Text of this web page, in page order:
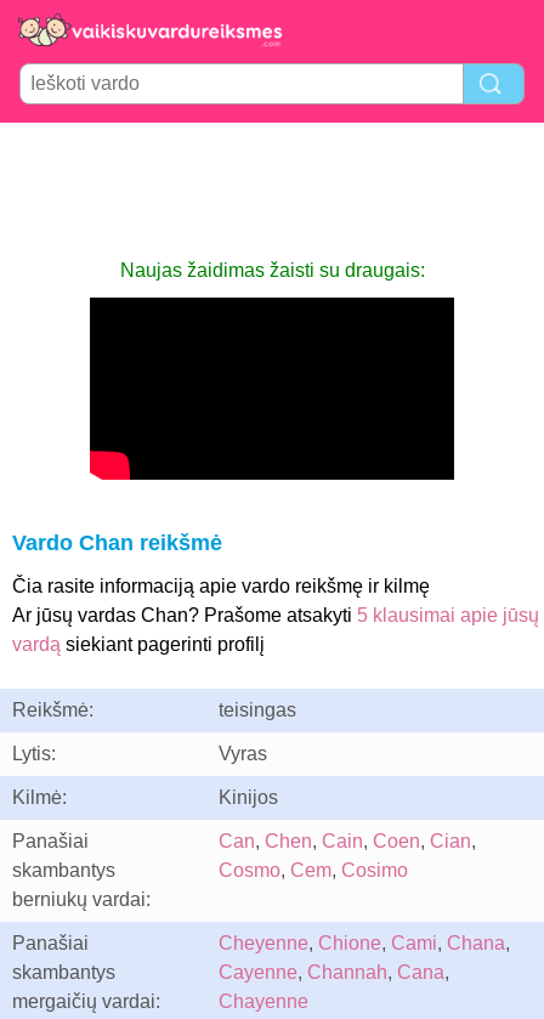
Naujas žaidimas žaisti su draugais:
Vardo Chan reikšmė
Čia rasite informaciją apie vardo reikšmę ir kilmę
Ar jūsų vardas Chan? Prašome atsakyti 5 klausimai apie jūsų
vardą siekiant pagerinti profilį
Reikšmė: teisingas
Lytis: Vyras
Kilmė: Kinijos
Panašiai
skambantys
berniukų vardai:
Can, Chen, Cain, Coen, Cian,
Cosmo, Cem, Cosimo
Panašiai
skambantys
mergaičių vardai:
Cheyenne, Chione, Cami, Chana,
Cayenne, Channah, Cana,
Chayenne